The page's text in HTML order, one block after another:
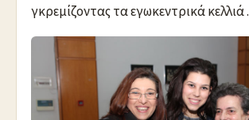
γκρεμίζοντας τα εγωκεντρικά κελλιά .